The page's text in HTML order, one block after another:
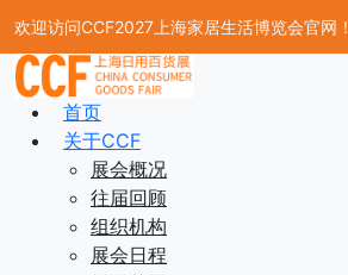
欢迎访问CCF2027上海家居生活博览会官网！
首页
关于CCF
展会概况
往届回顾
组织机构
展会日程